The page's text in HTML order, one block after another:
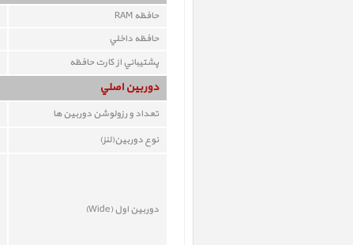
حافظه RAM
حافظه داخلي
پشتيباني از کارت حافظه
دوربين اصلي
تعداد و رزولوشن دوربين ها
نوع دوربين(لنز)
دوربين اول (Wide)